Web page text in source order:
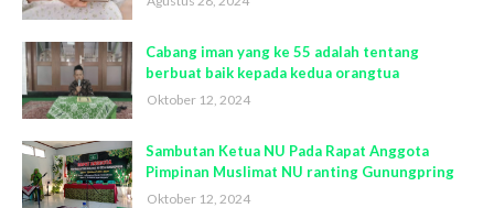
Cabang iman yang ke 55 adalah tentang
berbuat baik kepada kedua orangtua
Oktober 12, 2024
Sambutan Ketua NU Pada Rapat Anggota
Pimpinan Muslimat NU ranting Gunungpring
Oktober 12, 2024